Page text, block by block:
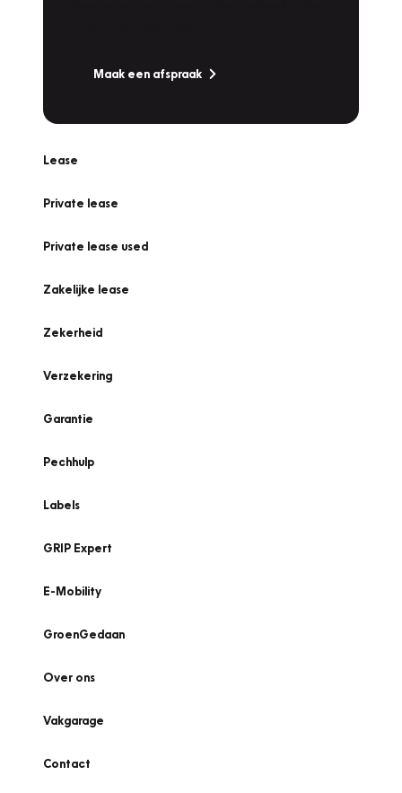
Maak een afspraak
Lease
Private lease
Private lease used
Zakelijke lease
Zekerheid
Verzekering
Garantie
Pechhulp
Labels
GRIP Expert
E-Mobility
GroenGedaan
Over ons
Vakgarage
Contact